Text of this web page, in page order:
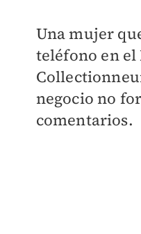
Una mujer
teléfono en
negocio no
comentarios.